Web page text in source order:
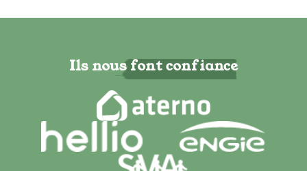
Ils nous font confiance